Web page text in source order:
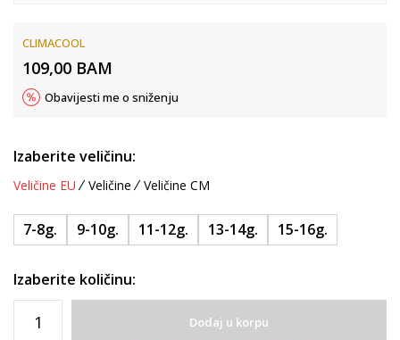
CLIMACOOL
109,00 BAM
Obavijesti me o sniženju
Izaberite veličinu:
Veličine EU Veličine Veličine CM
7-8g. 9-10g. 11-12g. 13-14g. 15-16g.
Izaberite količinu:
Dodaj u korpu